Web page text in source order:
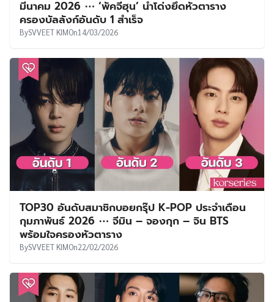
มีนาคม 2026 ⋯ ‘พัคจีฮุน’ นำโด่งยึดหัวตาราง
ครองบัลลังก์อันดับ 1 สำเร็จ
BySVVEET KIMOn14/03/2026
TOP30 อันดับสมาชิกบอยกรุ๊ป K-POP ประจำเดือน
กุมภาพันธ์ 2026 ⋯ จีมิน – จองกุก – จิน BTS
พร้อมใจครองหัวตาราง
BySVVEET KIMOn22/02/2026